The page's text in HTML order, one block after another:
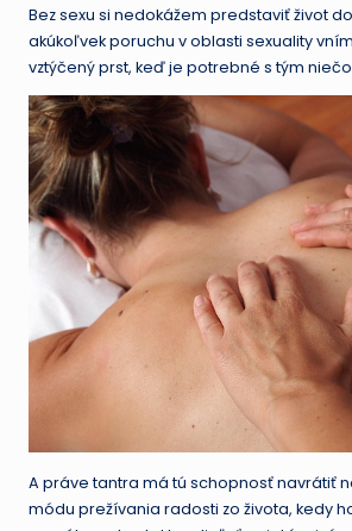
Bez sexu si nedokážem predstaviť život
akúkoľvek poruchu v oblasti sexuality
vztýčený prst, keď je potrebné s tým
A práve tantra má tú schopnosť navrátiť
módu prežívania radosti zo života, kedy